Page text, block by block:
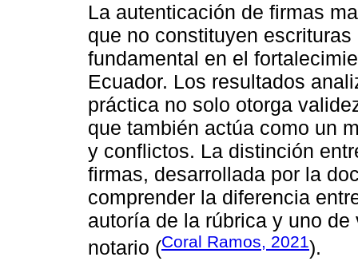
La autenticación de firmas
que no constituyen
fundamental en el
Ecuador. Los resultados
práctica no solo otorga
que también actúa como un
y conflictos. La distinción
firmas, desarrollada por la
comprender la diferencia
autoría de la rúbrica y uno
notario (Coral Ramos, 2021).